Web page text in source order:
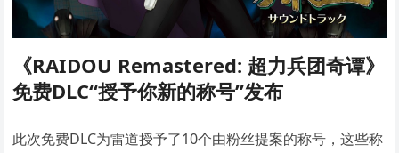
《RAIDOU Remastered: 超力兵团奇谭》
免费DLC“授予你新的称号”发布
此次免费DLC为雷道授予了10个由粉丝提案的称号，这些称